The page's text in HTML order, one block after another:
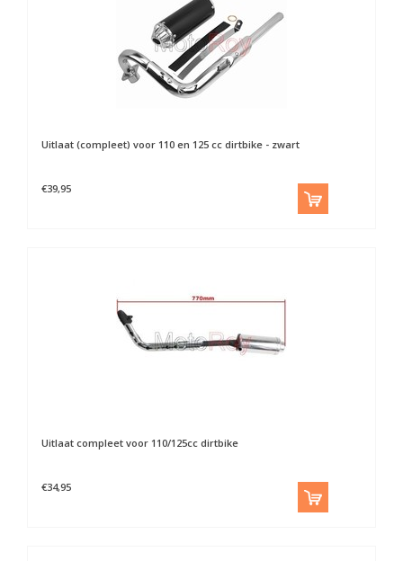
Uitlaat (compleet) voor 110 en 125 cc dirtbike - zwart
€39,95
Uitlaat compleet voor 110/125cc dirtbike
€34,95